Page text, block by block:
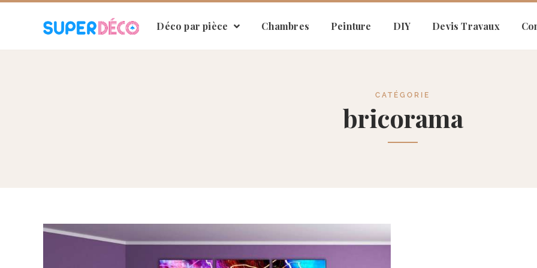
Déco par pièce Chambres Peinture DIY Devis Travaux
CATÉGORIE
bricorama